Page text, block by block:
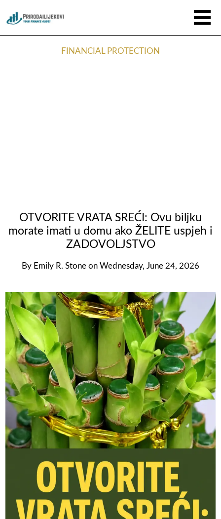
FINANCIAL PROTECTION
OTVORITE VRATA SREĆI: Ovu biljku
morate imati u domu ako ŽELITE uspjeh i
ZADOVOLJSTVO
By Emily R. Stone on Wednesday, June 24, 2026